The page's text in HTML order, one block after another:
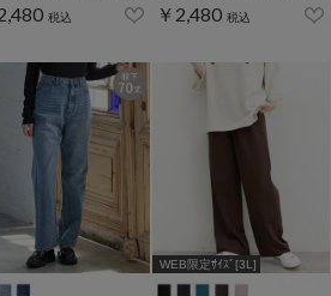
税込 ￥2,480 税込
WEB限定ｻｲｽﾞ[3L]